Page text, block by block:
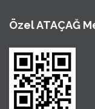
Özel ATAÇAĞ